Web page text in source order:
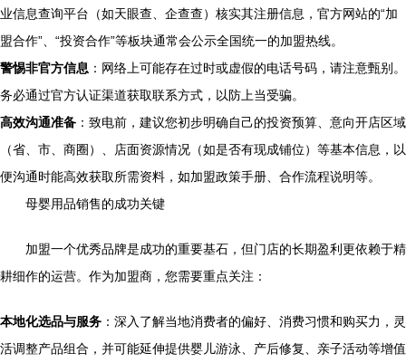
业信息查询平台（如天眼查、企查查）核实其注册信息，官方网站的“加
盟合作”、“投资合作”等板块通常会公示全国统一的加盟热线。
警惕非官方信息 ：网络上可能存在过时或虚假的电话号码，请注意甄别。
务必通过官方认证渠道获取联系方式，以防上当受骗。
高效沟通准备 ：致电前，建议您初步明确自己的投资预算、意向开店区域
（省、市、商圈）、店面资源情况（如是否有现成铺位）等基本信息，以
便沟通时能高效获取所需资料，如加盟政策手册、合作流程说明等。
母婴用品销售的成功关键
加盟一个优秀品牌是成功的重要基石，但门店的长期盈利更依赖于精
耕细作的运营。作为加盟商，您需要重点关注：
本地化选品与服务 ：深入了解当地消费者的偏好、消费习惯和购买力，灵
活调整产品组合，并可能延伸提供婴儿游泳、产后修复、亲子活动等增值